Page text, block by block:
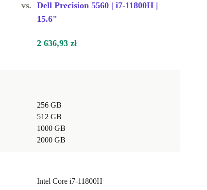
vs. Dell Precision 5560 | i7-11800H |
15.6"
2 636,93 zł
256 GB
512 GB
1000 GB
2000 GB
Intel Core i7-11800H